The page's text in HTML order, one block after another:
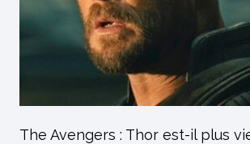
The Avengers : Thor est-il plus